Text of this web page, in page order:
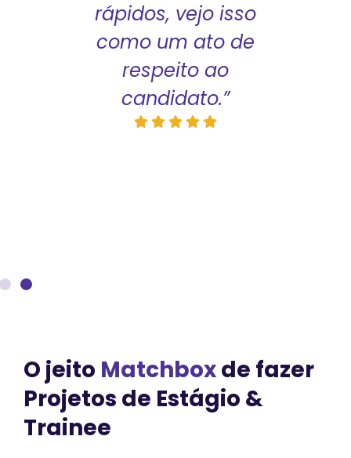
rápidos, vejo isso
como um ato de
respeito ao
candidato.”
O jeito Matchboxde fazer
Projetos de Estágio &
Trainee